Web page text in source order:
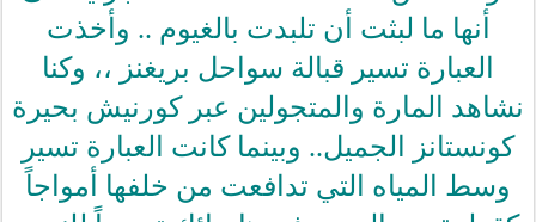
أنها ما لبثت أن تلبدت بالغيوم .. وأخذت
العبارة تسير قبالة سواحل بريغنز ،، وكنا
نشاهد المارة والمتجولين عبر كورنيش بحيرة
كونستانز الجميل.. وبينما كانت العبارة تسير
وسط المياه التي تدافعت من خلفها أمواجاً